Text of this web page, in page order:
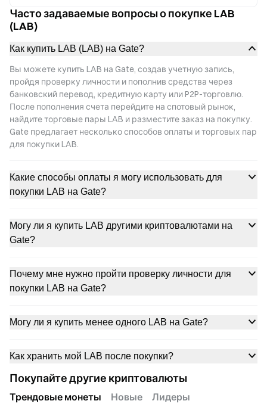
Часто задаваемые вопросы о покупке LAB
(LAB)
Как купить LAB (LAB) на Gate?
Вы можете купить LAB на Gate, создав учетную запись,
пройдя проверку личности и пополнив средства через
банковский перевод, кредитную карту или P2P-торговлю.
После пополнения счета перейдите на спотовый рынок,
найдите торговые пары LAB и разместите заказ на покупку.
Gate предлагает несколько способов оплаты и торговых пар
для покупки LAB.
Какие способы оплаты я могу использовать для
покупки LAB на Gate?
Могу ли я купить LAB другими криптовалютами на
Gate?
Почему мне нужно пройти проверку личности для
покупки LAB на Gate?
Могу ли я купить менее одного LAB на Gate?
Как хранить мой LAB после покупки?
Покупайте другие криптовалюты
Трендовые монеты Новые Лидеры